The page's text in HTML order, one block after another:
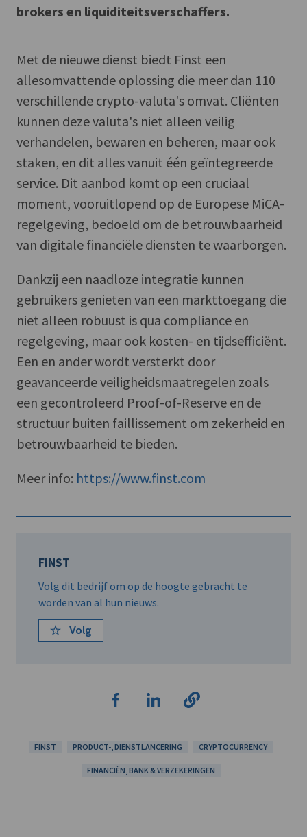
brokers en liquiditeitsverschaffers.
Met de nieuwe dienst biedt Finst een
allesomvattende oplossing die meer dan 110
verschillende crypto-valuta's omvat. Cliënten
kunnen deze valuta's niet alleen veilig
verhandelen, bewaren en beheren, maar ook
staken, en dit alles vanuit één geïntegreerde
service. Dit aanbod komt op een cruciaal
moment, vooruitlopend op de Europese MiCA-
regelgeving, bedoeld om de betrouwbaarheid
van digitale financiële diensten te waarborgen.
Dankzij een naadloze integratie kunnen
gebruikers genieten van een markttoegang die
niet alleen robuust is qua compliance en
regelgeving, maar ook kosten- en tijdsefficiënt.
Een en ander wordt versterkt door
geavanceerde veiligheidsmaatregelen zoals
een gecontroleerd Proof-of-Reserve en de
structuur buiten faillissement om zekerheid en
betrouwbaarheid te bieden.
Meer info: https://www.finst.com
FINST
Volg dit bedrijf om op de hoogte gebracht te
worden van al hun nieuws.
Volg
FINST PRODUCT-, DIENSTLANCERING CRYPTOCURRENCY
FINANCIËN, BANK & VERZEKERINGEN